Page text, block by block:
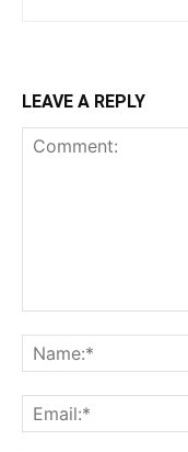
LEAVE A REPLY